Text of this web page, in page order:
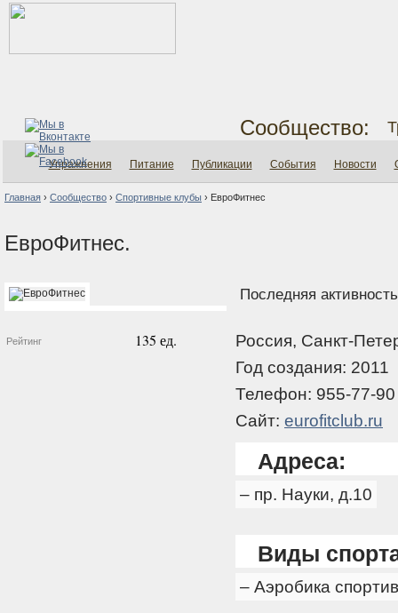
Сообщество:
Упражнения Питание Публикации События Новости
Главная › Сообщество › Спортивные клубы › ЕвроФитнес
ЕвроФитнес.
Рейтинг 135 ед.
Последняя
Россия, Санкт-
Год создания: 2011
Телефон: 955-77-90
Сайт: eurofitclub.ru
Адреса:
– пр. Науки, д.10
Виды
– Аэробика